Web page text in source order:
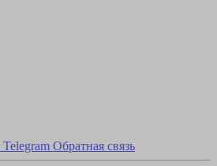
Telegram Обратная связь